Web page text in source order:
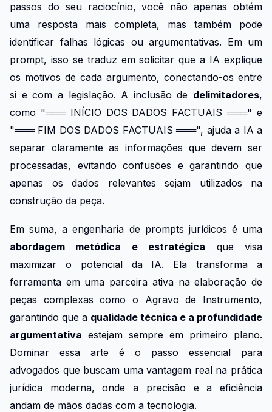
passos do seu raciocínio, você não apenas obtém
uma resposta mais completa, mas também pode
identificar falhas lógicas ou argumentativas. Em um
prompt, isso se traduz em solicitar que a IA explique
os motivos de cada argumento, conectando-os entre
si e com a legislação. A inclusão de delimitadores,
como "═══ INÍCIO DOS DADOS FACTUAIS ═══" e
"═══ FIM DOS DADOS FACTUAIS ═══", ajuda a IA a
separar claramente as informações que devem ser
processadas, evitando confusões e garantindo que
apenas os dados relevantes sejam utilizados na
construção da peça.
Em suma, a engenharia de prompts jurídicos é uma
abordagem metódica e estratégica que visa
maximizar o potencial da IA. Ela transforma a
ferramenta em uma parceira ativa na elaboração de
peças complexas como o Agravo de Instrumento,
garantindo que a qualidade técnica e a profundidade
argumentativa estejam sempre em primeiro plano.
Dominar essa arte é o passo essencial para
advogados que buscam uma vantagem real na prática
jurídica moderna, onde a precisão e a eficiência
andam de mãos dadas com a tecnologia.